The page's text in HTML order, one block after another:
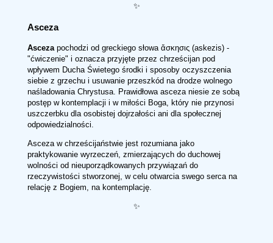
✨
Asceza
Ascezapochodzi od greckiego słowa ἄσκησις (askezis) -
"ćwiczenie" i oznacza przyjęte przez chrześcijan pod
wpływem Ducha Świetego środki i sposoby oczyszczenia
siebie z grzechu i usuwanie przeszkód na drodze wolnego
naśladowania Chrystusa. Prawidłowa asceza niesie ze sobą
postęp w kontemplacji i w miłości Boga, który nie przynosi
uszczerbku dla osobistej dojrzałości ani dla społecznej
odpowiedzialności.
Asceza w chrześcijaństwie jest rozumiana jako
praktykowanie wyrzeczeń, zmierzających do duchowej
wolności od nieuporządkowanych przywiązań do
rzeczywistości stworzonej, w celu otwarcia swego serca na
relację z Bogiem, na kontemplację.
✨